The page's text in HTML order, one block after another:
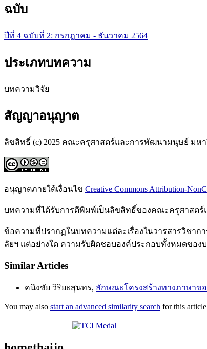
ฉบับ
ปีที่ 4 ฉบับที่ 2: กรกฎาคม - ธันวาคม 2564
ประเภทบทความ
บทความวิจัย
สัญญาอนุญาต
ลิขสิทธิ์ (c) 2025 คณะครุศาสตร์และการพัฒนามนุษย์ มห
อนุญาตภายใต้เงื่อนไข Creative Commons Attribution-
บทความที่ได้รับการตีพิมพ์เป็นลิขสิทธิ์ของคณะครุศาสต
ข้อความที่ปรากฏในบทความแต่ละเรื่องในวารสารวิชา
ลัยฯ แต่อย่างใด ความรับผิดชอบองค์ประกอบทั้งหมดขอ
Similar Articles
คนึงชัย วิริยะสุนทร, ลักษณะโครงสร้างทางภาษาข
You may also start an advanced similarity search for this